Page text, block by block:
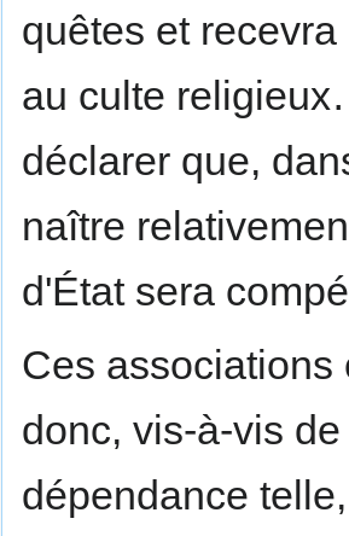
quêtes et
au culte
déclarer que,
naître
d'État sera
Ces associations
donc, vis-à-vis
dépendance